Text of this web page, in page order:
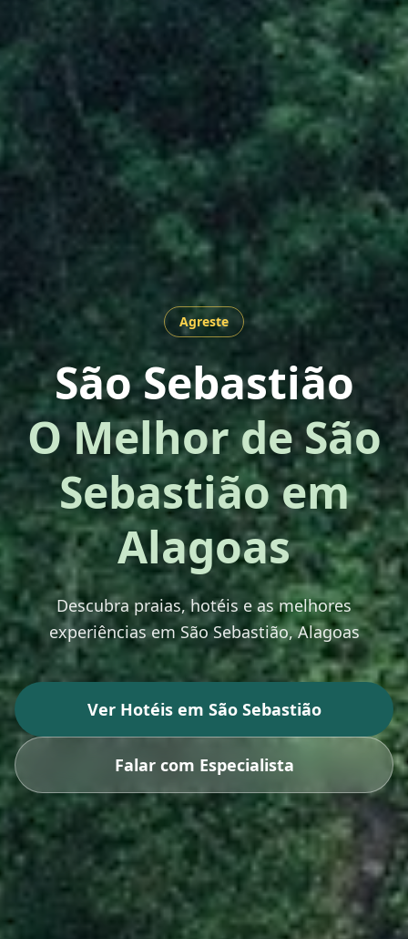
Agreste
São Sebastião
O Melhor de São
Sebastião em
Alagoas
Descubra praias, hotéis e as melhores
experiências emSão Sebastião, Alagoas
Ver Hotéis em São Sebastião
Falar com Especialista